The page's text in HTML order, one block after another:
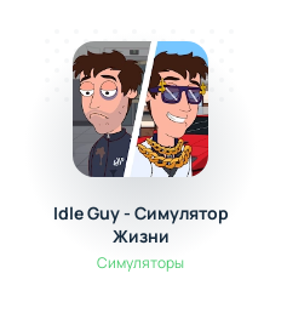
Idle Guy - Симулятор
Жизни
Симуляторы